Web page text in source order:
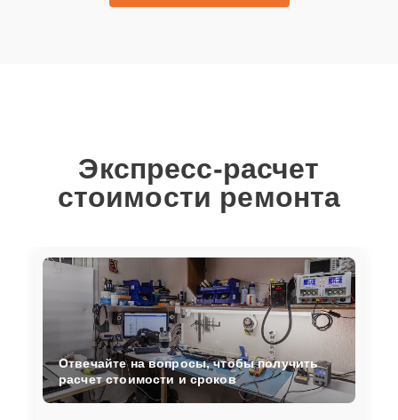
Экспресс-расчет
стоимости ремонта
Отвечайте на вопросы, чтобы получить
расчет стоимости и сроков